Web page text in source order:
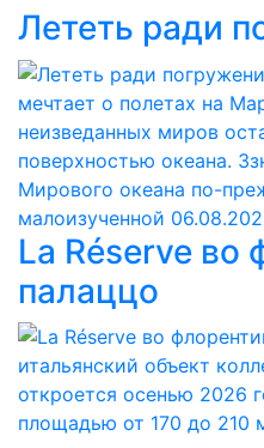
Лететь ради
мечтает о полетах на
неизведанных миров
поверхностью океана.
Мирового океана по-
малоизученной
La Réserve во
палаццо
итальянский объект
откроется осенью 2026
площадью от 170 до 210